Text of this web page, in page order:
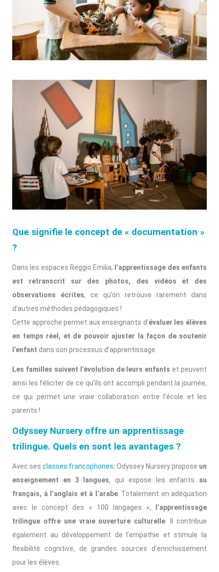
Que signifie le concept de « documentation »
?
Dans les espaces Reggio Emilia, l’apprentissage des enfants
est retranscrit sur des photos, des vidéos et des
observations écrites, ce qu’on retrouve rarement dans
d’autres méthodes pédagogiques !
Cette approche permet aux enseignants d’évaluer les élèves
en temps réel, et de pouvoir ajuster la façon de soutenir
l’enfant dans son processus d’apprentissage.
Les familles suivent l’évolution de leurs enfants et peuvent
ainsi les féliciter de ce qu’ils ont accompli pendant la journée,
ce qui permet une vraie collaboration entre l’école et les
parents !
Odyssey Nursery offre un apprentissage
trilingue. Quels en sont les avantages ?
Avec ses classes francophones, Odyssey Nursery propose un
enseignement en 3 langues, qui expose les enfants au
français, à l’anglais et à l’arabe. Totalement en adéquation
avec le concept des « 100 langages »,
l’apprentissage
trilingue offre une vraie ouverture culturelle . Il contribue
également au développement de l’empathie et stimule la
flexibilité cognitive, de grandes sources d’enrichissement
pour les élèves.